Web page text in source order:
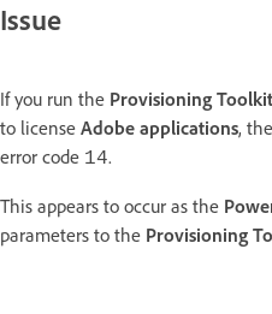
Issue
If you run the Provisioning Toolkit
to license Adobe applications,
error code 14.
This appears to occur as the
parameters to the Provisioning